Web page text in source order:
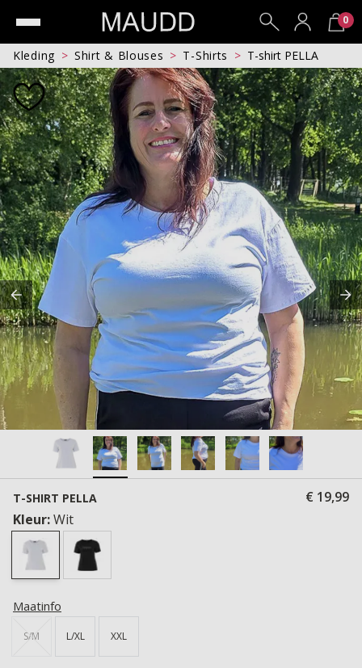
0
Kleding Shirt & Blouses T-Shirts T-shirt PELLA
T-SHIRT PELLA
€ 19,99
Kleur:Wit
Maatinfo
S/M L/XL XXL